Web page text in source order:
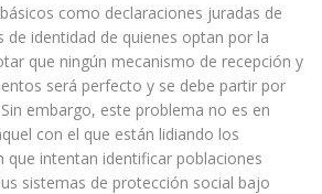
como declaraciones juradas de
de identidad de quienes optan por la
que ningún mecanismo de recepción y
será perfecto y se debe partir por
embargo, este problema no es en
con el que están lidiando los
que intentan identificar poblaciones
sistemas de protección social bajo